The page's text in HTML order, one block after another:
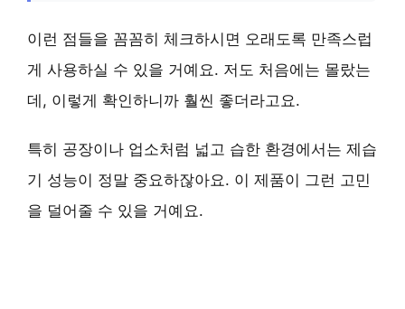
이런 점들을 꼼꼼히 체크하시면 오래도록 만족스럽
게 사용하실 수 있을 거예요. 저도 처음에는 몰랐는
데, 이렇게 확인하니까 훨씬 좋더라고요.
특히 공장이나 업소처럼 넓고 습한 환경에서는 제습
기 성능이 정말 중요하잖아요. 이 제품이 그런 고민
을 덜어줄 수 있을 거예요.